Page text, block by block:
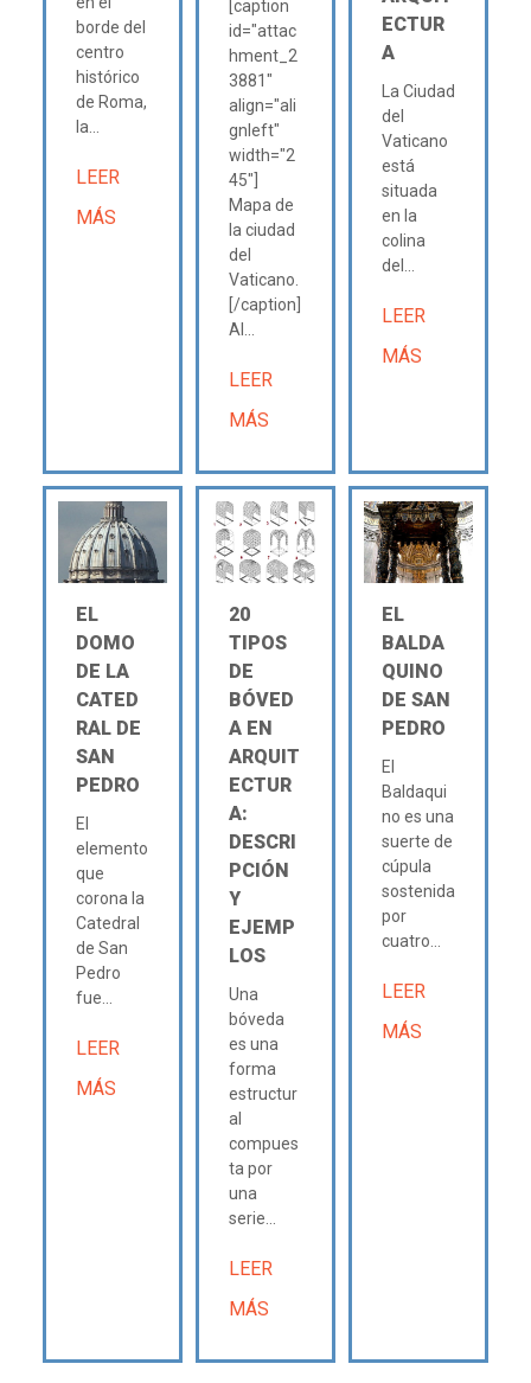
borde del
centro
histórico
de Roma,
la...
LEER
MÁS
[caption
id="attac
hment_2
3881"
align="ali
gnleft"
width="2
45"]
Mapa de
la ciudad
del
Vaticano.
[/caption]
Al...
LEER
MÁS
ECTUR
A
La Ciudad
del
Vaticano
está
situada
en la
colina
del...
LEER
MÁS
EL
DOMO
DE LA
CATED
RAL DE
SAN
PEDRO
El
elemento
que
corona la
Catedral
de San
Pedro
fue...
LEER
MÁS
20
TIPOS
DE
BÓVED
A EN
ARQUIT
ECTUR
A:
DESCRI
PCIÓN
Y
EJEMP
LOS
Una
bóveda
es una
forma
estructur
al
compues
ta por
una
serie...
LEER
MÁS
EL
BALDA
QUINO
DE SAN
PEDRO
El
Baldaqui
no es una
suerte de
cúpula
sostenida
por
cuatro...
LEER
MÁS